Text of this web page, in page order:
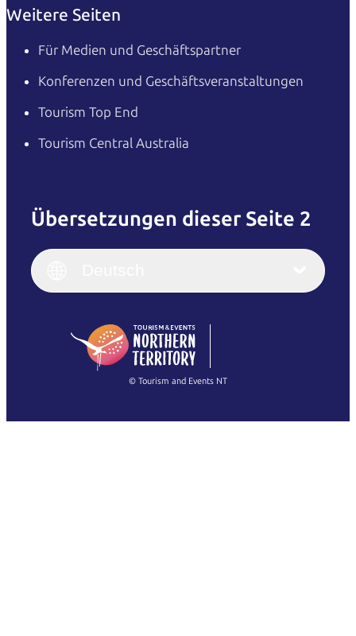
Weitere Seiten
Für Medien und Geschäftspartner
Konferenzen und Geschäftsveranstaltungen
Tourism Top End
Tourism Central Australia
Übersetzungen dieser Seite 2
English (US)
English
(Singapore)
Italiano
繁體中文
© Tourism and Events NT